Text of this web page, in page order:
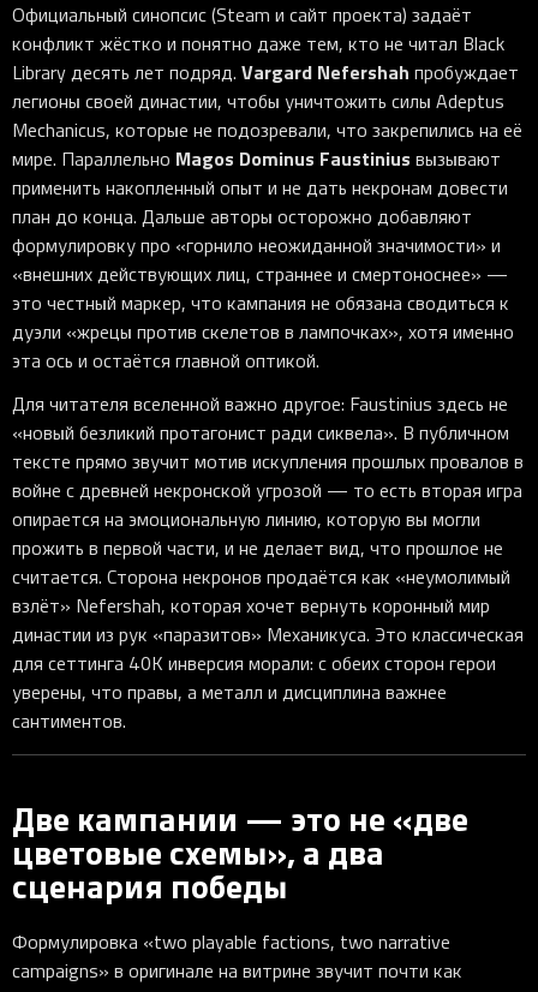
Официальный синопсис (Steam и сайт проекта) задаёт
конфликт жёстко и понятно даже тем, кто не читал Black
Library десять лет подряд. Vargard Nefershah пробуждает
легионы своей династии, чтобы уничтожить силы Adeptus
Mechanicus, которые не подозревали, что закрепились на её
мире. Параллельно Magos Dominus Faustinius вызывают
применить накопленный опыт и не дать некронам довести
план до конца. Дальше авторы осторожно добавляют
формулировку про «горнило неожиданной значимости» и
«внешних действующих лиц, страннее и смертоноснее» —
это честный маркер, что кампания не обязана сводиться к
дуэли «жрецы против скелетов в лампочках», хотя именно
эта ось и остаётся главной оптикой.
Для читателя вселенной важно другое: Faustinius здесь не
«новый безликий протагонист ради сиквела». В публичном
тексте прямо звучит мотив искупления прошлых провалов в
войне с древней некронской угрозой — то есть вторая игра
опирается на эмоциональную линию, которую вы могли
прожить в первой части, и не делает вид, что прошлое не
считается. Сторона некронов продаётся как «неумолимый
взлёт» Nefershah, которая хочет вернуть коронный мир
династии из рук «паразитов» Механикуса. Это классическая
для сеттинга 40K инверсия морали: с обеих сторон герои
уверены, что правы, а металл и дисциплина важнее
сантиментов.
Две кампании — это не «две
цветовые схемы», а два
сценария победы
Формулировка «two playable factions, two narrative
campaigns» в оригинале на витрине звучит почти как